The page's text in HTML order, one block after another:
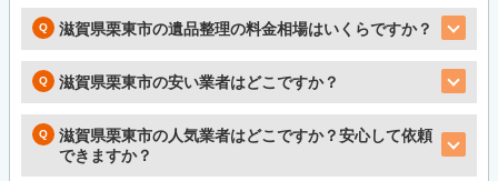
滋賀県栗東市の遺品整理の料金相場はいくらですか？
滋賀県栗東市の安い業者はどこですか？
滋賀県栗東市の人気業者はどこですか？安心して依頼
できますか？